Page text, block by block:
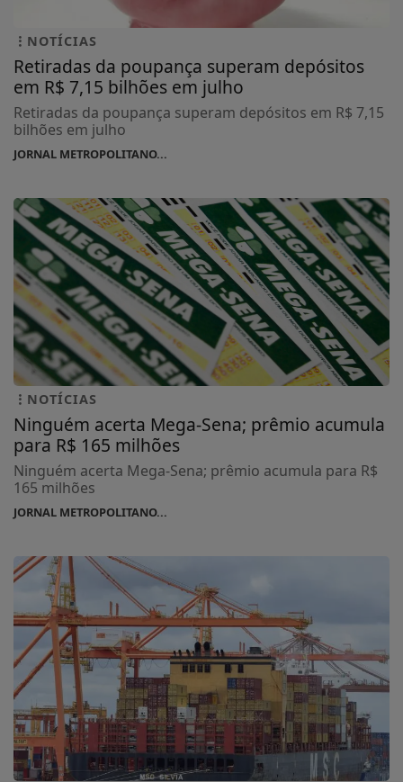
NOTÍCIAS
Retiradas da poupança superam depósitos
em R$ 7,15 bilhões em julho
Retiradas da poupança superam depósitos em R$ 7,15
bilhões em julho
JORNAL METROPOLITANO...
NOTÍCIAS
Ninguém acerta Mega-Sena; prêmio acumula
para R$ 165 milhões
Ninguém acerta Mega-Sena; prêmio acumula para R$
165 milhões
JORNAL METROPOLITANO...